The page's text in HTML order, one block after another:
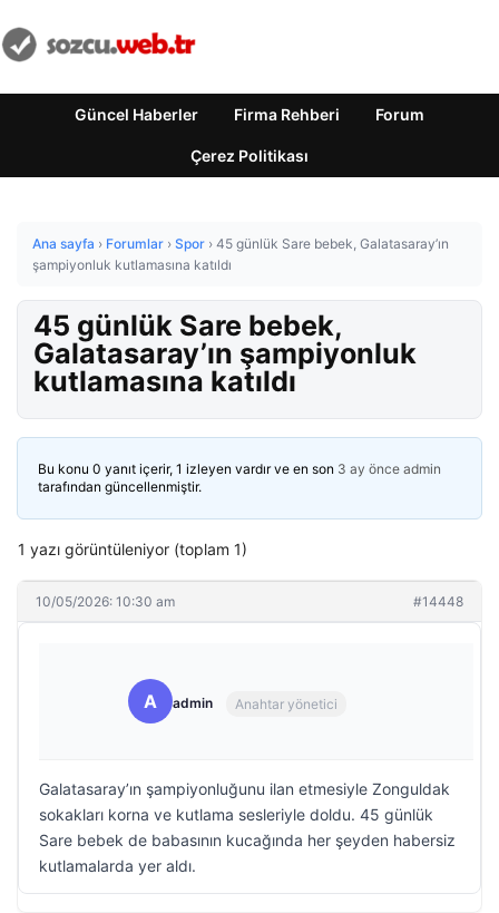
Güncel Haberler Firma Rehberi Forum
Çerez Politikası
Ana sayfa › Forumlar › Spor › 45 günlük Sare bebek, Galatasaray’ın
şampiyonluk kutlamasına katıldı
45 günlük Sare bebek,
Galatasaray’ın şampiyonluk
kutlamasına katıldı
Bu konu 0 yanıt içerir, 1 izleyen vardır ve en son 3 ay önce admin
tarafından güncellenmiştir.
1 yazı görüntüleniyor (toplam 1)
10/05/2026: 10:30 am #14448
A admin Anahtar yönetici
Galatasaray’ın şampiyonluğunu ilan etmesiyle Zonguldak
sokakları korna ve kutlama sesleriyle doldu. 45 günlük
Sare bebek de babasının kucağında her şeyden habersiz
kutlamalarda yer aldı.